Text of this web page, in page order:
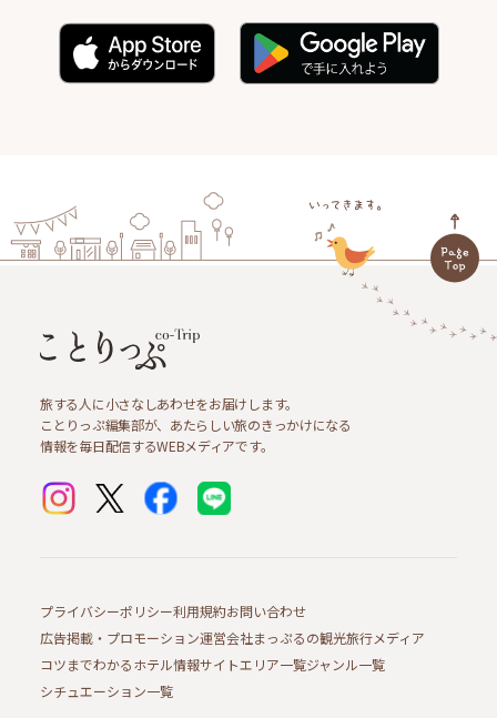
旅する人に小さなしあわせをお届けします。
ことりっぷ編集部が、あたらしい旅のきっかけになる
情報を毎日配信するWEBメディアです。
プライバシーポリシー利用規約お問い合わせ
広告掲載・プロモーション運営会社まっぷるの観光旅行メディア
コツまでわかるホテル情報サイトエリア一覧ジャンル一覧
シチュエーション一覧